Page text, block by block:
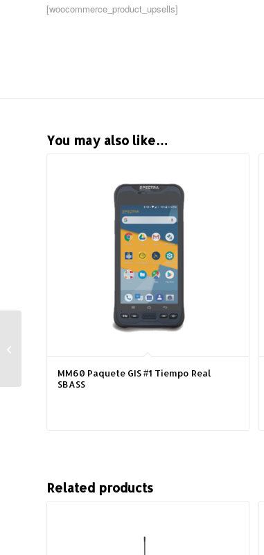
[woocommerce_product_upsells]
You may also like…
MM60 Paquete GIS #1 Tiempo Real
SBASS
Related products